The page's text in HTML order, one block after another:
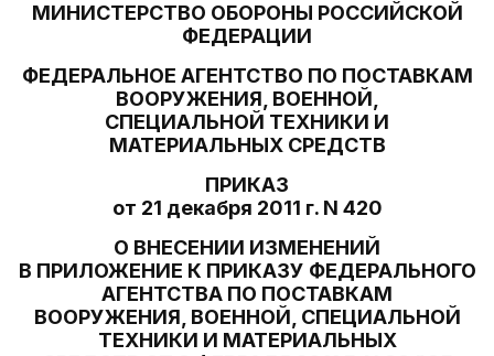
МИНИСТЕРСТВО ОБОРОНЫ РОССИЙСКОЙ
ФЕДЕРАЦИИ
ФЕДЕРАЛЬНОЕ АГЕНТСТВО ПО ПОСТАВКАМ
ВООРУЖЕНИЯ, ВОЕННОЙ,
СПЕЦИАЛЬНОЙ ТЕХНИКИ И
МАТЕРИАЛЬНЫХ СРЕДСТВ
ПРИКАЗ
от 21 декабря 2011 г. N 420
О ВНЕСЕНИИ ИЗМЕНЕНИЙ
В ПРИЛОЖЕНИЕ К ПРИКАЗУ ФЕДЕРАЛЬНОГО
АГЕНТСТВА ПО ПОСТАВКАМ
ВООРУЖЕНИЯ, ВОЕННОЙ, СПЕЦИАЛЬНОЙ
ТЕХНИКИ И МАТЕРИАЛЬНЫХ